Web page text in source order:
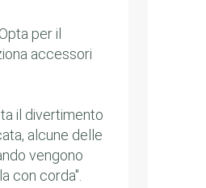
Opta per il
accessori
il divertimento
alcune delle
vengono
con corda".